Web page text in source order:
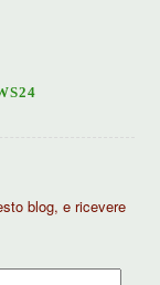
blog, e ricevere